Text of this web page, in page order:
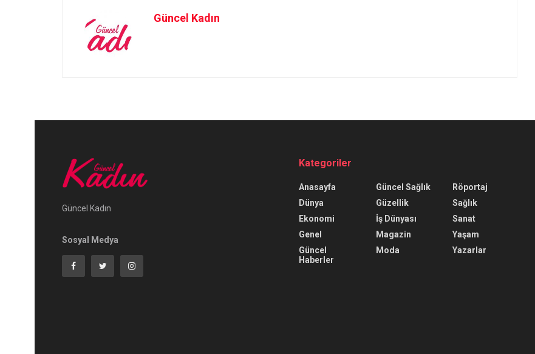
Güncel Kadın
Güncel Kadın
Sosyal Medya
Kategoriler
Anasayfa
Dünya
Ekonomi
Genel
Güncel
Haberler
Güncel Sağlık
Güzellik
İş Dünyası
Magazin
Moda
Röportaj
Sağlık
Sanat
Yaşam
Yazarlar